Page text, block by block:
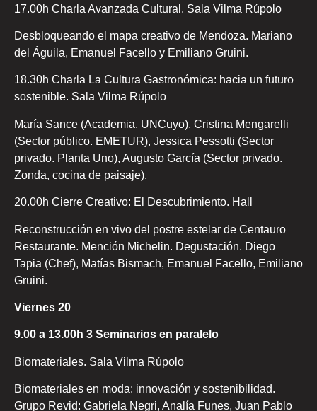
17.00h Charla Avanzada Cultural. Sala Vilma Rúpolo
Desbloqueando el mapa creativo de Mendoza. Mariano
del Águila, Emanuel Facello y Emiliano Gruini.
18.30h Charla La Cultura Gastronómica: hacia un futuro
sostenible. Sala Vilma Rúpolo
María Sance (Academia. UNCuyo), Cristina Mengarelli
(Sector público. EMETUR), Jessica Pessotti (Sector
privado. Planta Uno), Augusto García (Sector privado.
Zonda, cocina de paisaje).
20.00h Cierre Creativo: El Descubrimiento. Hall
Reconstrucción en vivo del postre estelar de Centauro
Restaurante. Mención Michelin. Degustación. Diego
Tapia (Chef), Matías Bismach, Emanuel Facello, Emiliano
Gruini.
Viernes 20
9.00 a 13.00h 3 Seminarios en paralelo
Biomateriales. Sala Vilma Rúpolo
Biomateriales en moda: innovación y sostenibilidad.
Grupo Revid: Gabriela Negri, Analía Funes, Juan Pablo